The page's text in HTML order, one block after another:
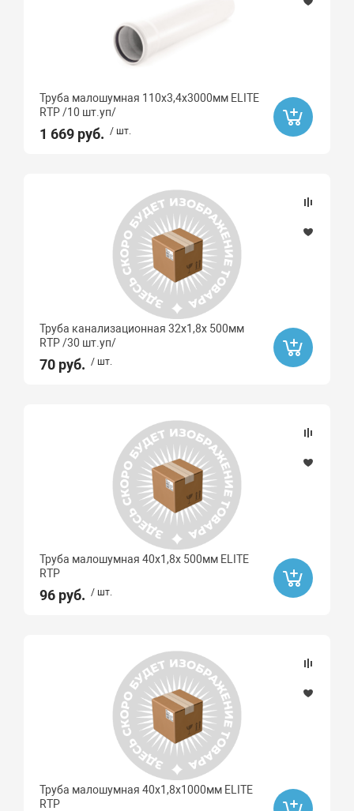
Труба малошумная 110х3,4х3000мм ELITE
RTP /10 шт.уп/
1 669 руб. / шт.
Труба канализационная 32х1,8х 500мм
RTP /30 шт.уп/
70 руб. / шт.
Труба малошумная 40х1,8х 500мм ELITE
RTP
96 руб. / шт.
Труба малошумная 40х1,8х1000мм ELITE
RTP